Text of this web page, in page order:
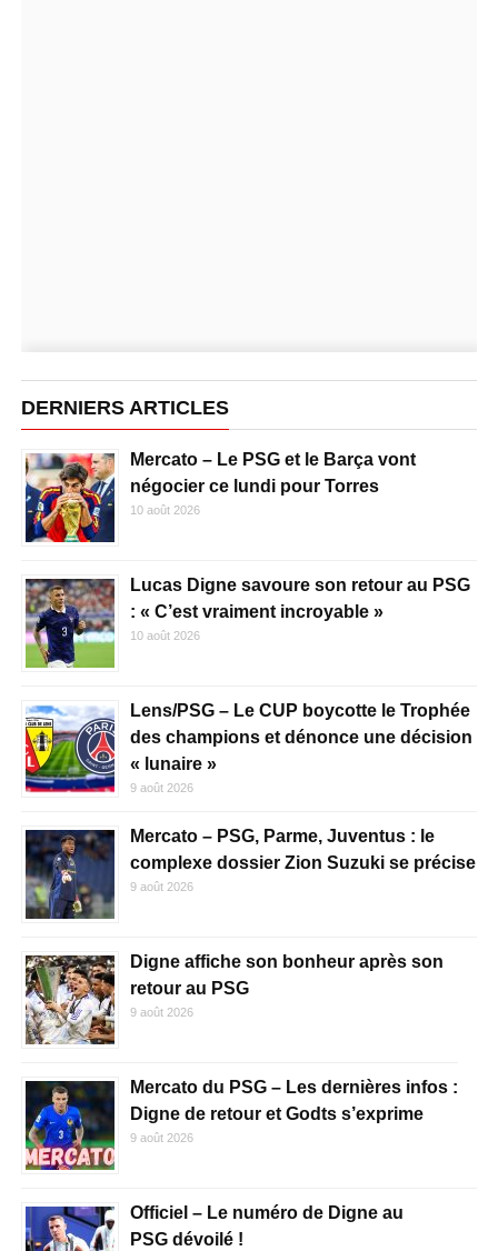
DERNIERS ARTICLES
Mercato – Le PSG et le Barça vont
négocier ce lundi pour Torres
10 août 2026
Lucas Digne savoure son retour au PSG
: « C’est vraiment incroyable »
10 août 2026
Lens/PSG – Le CUP boycotte le Trophée
des champions et dénonce une décision
« lunaire »
9 août 2026
Mercato – PSG, Parme, Juventus : le
complexe dossier Zion Suzuki se précise
9 août 2026
Digne affiche son bonheur après son
retour au PSG
9 août 2026
Mercato du PSG – Les dernières infos :
Digne de retour et Godts s’exprime
9 août 2026
Officiel – Le numéro de Digne au
PSG dévoilé !